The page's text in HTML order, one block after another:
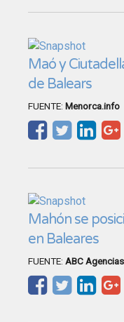
Maó y
de Balears
FUENTE: Menorca.info
Mahón se
en Baleares
FUENTE: ABC Agencias